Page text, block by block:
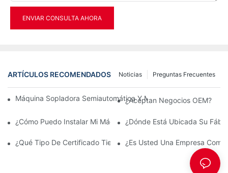
ENVIAR CONSULTA AHORA
ARTÍCULOS RECOMENDADOS Preguntas Frecuentes
Noticias
Máquina Sopladora Semiautomática Y Máquina Sopladora
¿Aceptan Negocios OEM?
¿Cómo Puedo Instalar Mi Máquina Cuando Llegue?
¿Dónde Está Ubicada Su
¿Qué Tipo De Certificado Tienes?¿Es Usted Una Empresa